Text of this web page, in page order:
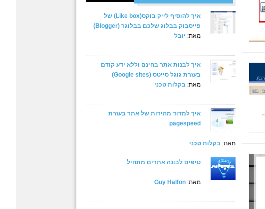
איך להוסיף לייק בוקס(Like box) של
פייסבוק בבלוג שלכם בבלוגר (Blogger)
מאת: יובל
איך לבנות אתר בחינם וללא ידע קודם
בעזרת גוגל סייטס (Google sites)
מאת: בקלות טכני
איך למדוד מהירות של אתר בעזרת
pagespeed
מאת: בקלות טכני
טיפים לבונה אתרים מתחיל
מאת: Guy Halfon